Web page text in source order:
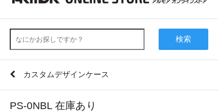
検索
カスタムデザインケース
PS-0NBL 在庫あり